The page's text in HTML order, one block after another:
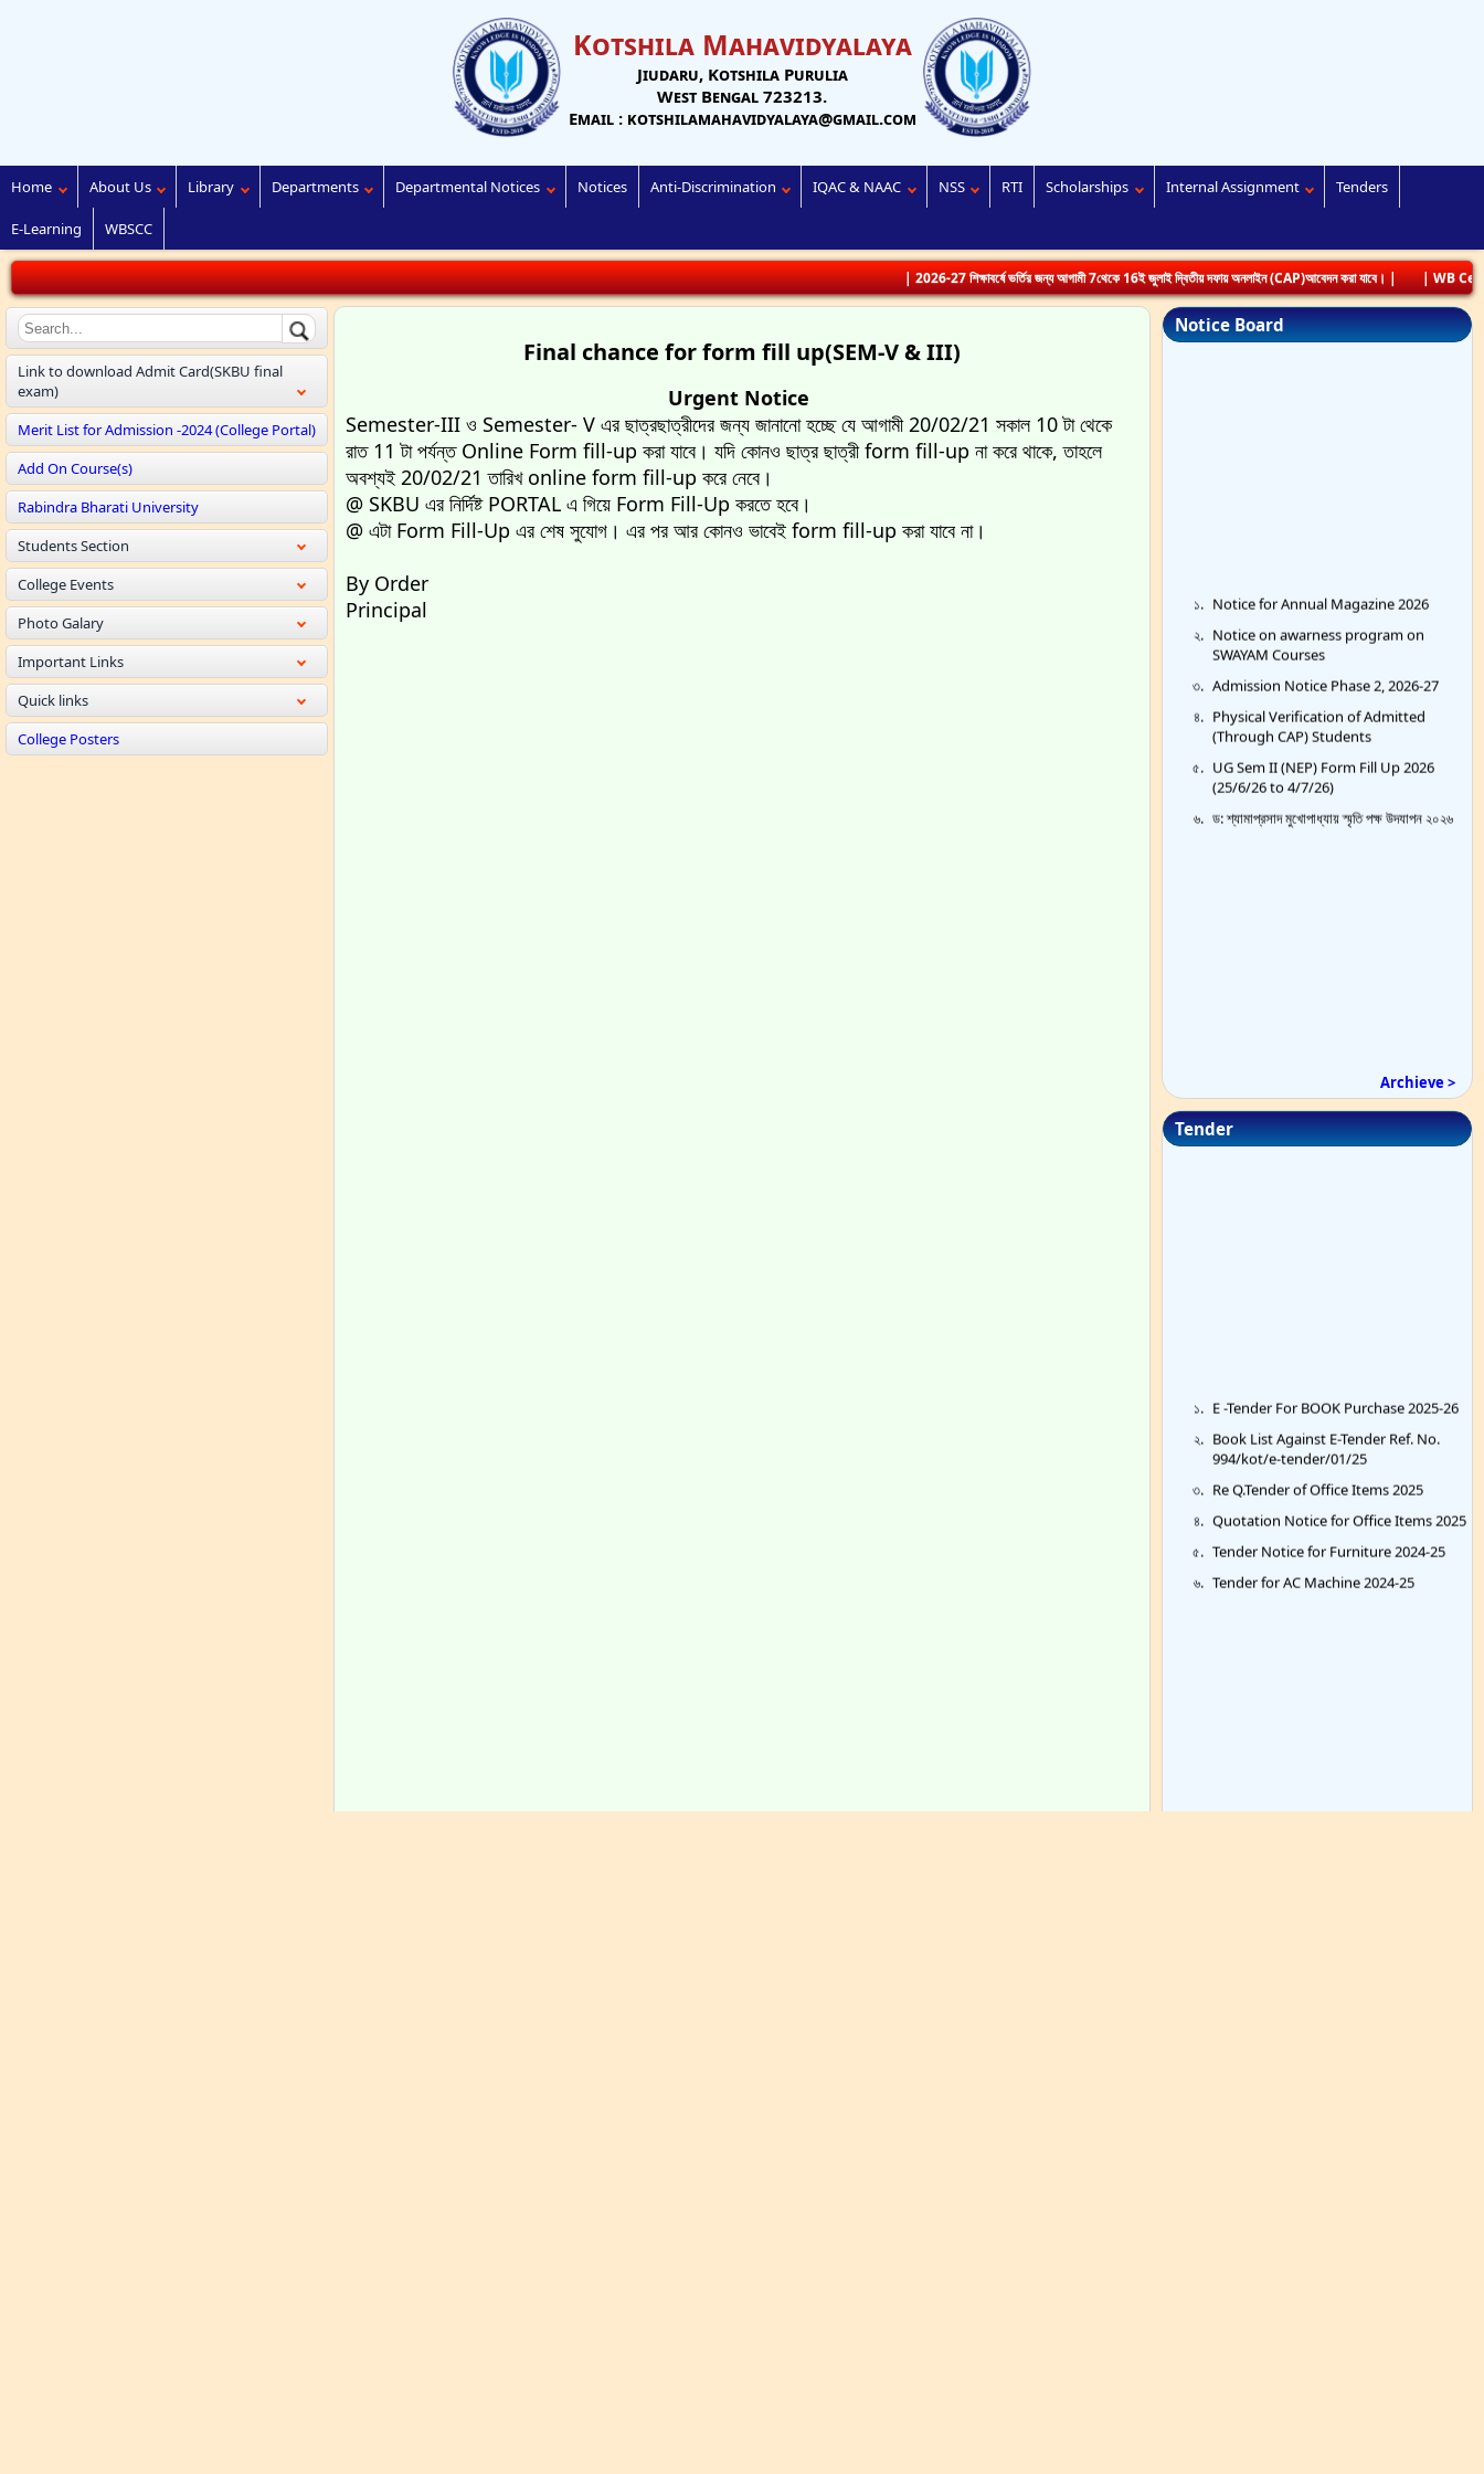
Kotshila Mahavidyalaya
Jiudaru, Kotshila Purulia
West Bengal 723213.
Email : kotshilamahavidyalaya@gmail.com
Home About Us Library Departments Departmental Notices Notices Anti-Discrimination IQAC & NAAC NSS RTI Scholarships Internal Assignment Tenders
E-Learning WBSCC
| 2026-27 শিক্ষাবর্ষে ভর্তির জন্য আগামী 7থেকে 16ই জুলাই দ্বিতীয় দফায় অনলাইন (CAP)আবেদন করা যাবে। | | WB
Link to download Admit Card(SKBU final
exam)
Merit List for Admission -2024 (College Portal)
Add On Course(s)
Rabindra Bharati University
Students Section
College Events
Photo Galary
Important Links
Quick links
College Posters
Final chance for form fill up(SEM-V & III)
Urgent Notice
Semester-III ও Semester- V এর ছাত্রছাত্রীদের জন্য জানানো হচ্ছে যে আগামী 20/02/21 সকাল 10 টা থেকে
রাত 11 টা পর্যন্ত Online Form fill-up করা যাবে। যদি কোনও ছাত্র ছাত্রী form fill-up না করে থাকে, তাহলে
অবশ্যই 20/02/21 তারিখ online form fill-up করে নেবে।
@ SKBU এর নির্দিষ্ট PORTAL এ গিয়ে Form Fill-Up করতে হবে।
@ এটা Form Fill-Up এর শেষ সুযোগ। এর পর আর কোনও ভাবেই form fill-up করা যাবে না।
By Order
Principal
Notice Board
Notice on awarness program on
SWAYAM Courses
Admission Notice Phase 2, 2026-27
Physical Verification of Admitted
(Through CAP) Students
UG Sem II (NEP) Form Fill Up 2026
(25/6/26 to 4/7/26)
ড: শ্যামাপ্রসাদ মুখোপাধ্যায় স্মৃতি পক্ষ উদযাপন ২০২৬
Archieve >
Tender
Book List Against E-Tender Ref. No.
994/kot/e-tender/01/25
Re Q.Tender of Office Items 2025
Quotation Notice for Office Items 2025
Tender Notice for Furniture 2024-25
Tender for AC Machine 2024-25